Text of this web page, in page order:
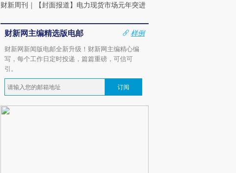
财新周刊 ｜ 【封面报道】电力现货市场元年突进
财新网主编精选版电邮
样例
财新网新闻版电邮全新升级！财新网主编精心编
写，每个工作日定时投递，篇篇重磅，可信可
引。
订阅